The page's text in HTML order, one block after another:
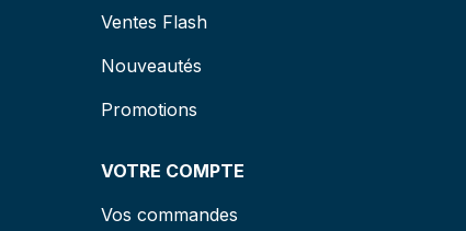
Ventes Flash
Nouveautés
Promotions
VOTRE COMPTE
Vos commandes